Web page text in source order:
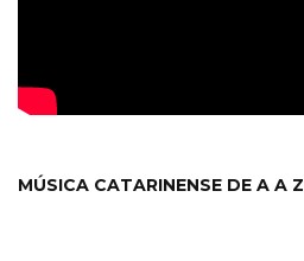
MÚSICA CATARINENSE DE A A Z